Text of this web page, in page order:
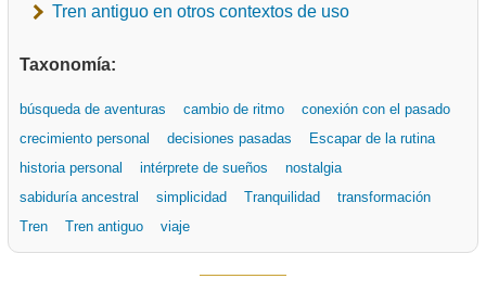
Tren antiguo en otros contextos de uso
Taxonomía:
búsqueda de aventuras cambio de ritmo
conexión con el pasado
crecimiento personal
decisiones pasadas
Escapar de la rutina
historia personal
intérprete de sueños
nostalgia
sabiduría ancestral
simplicidad Tranquilidad
transformación
Tren
Tren antiguo viaje